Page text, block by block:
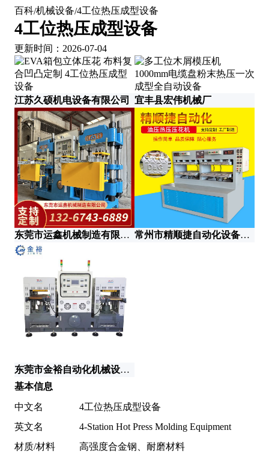
百科/机械设备/4工位热压成型设备
4工位热压成型设备
更新时间：2026-07-04
江苏久硕机电设备有限公司 宜丰县宏伟机械厂
东莞市运鑫机械制造有限公司 常州市精顺捷自动化设备科技有限公司
东莞市金裕自动化机械设备有限公司
基本信息
中文名
4工位热压成型设备
英文名
4-Station Hot Press Molding Equipment
材质/材料
高强度合金钢、耐磨材料